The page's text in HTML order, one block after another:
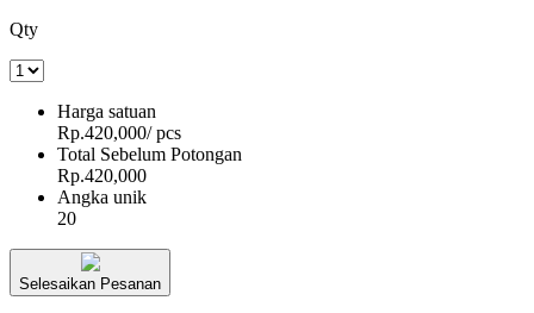
Qty
Harga satuan
Rp.420,000/ pcs
Total Sebelum Potongan
Rp.420,000
Angka unik
20
Selesaikan Pesanan